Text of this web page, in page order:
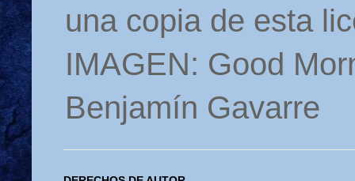
una copia de esta
IMAGEN: Good
Benjamín Gavarre